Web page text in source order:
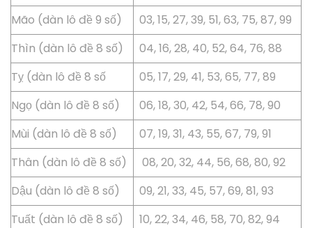
Mão (dàn lô đề 9 số)
03, 15, 27, 39, 51, 63, 75, 87, 99
Thìn (dàn lô đề 8 số)
04, 16, 28, 40, 52, 64, 76, 88
Tỵ (dàn lô đề 8 số
05, 17, 29, 41, 53, 65, 77, 89
Ngọ (dàn lô đề 8 số)
06, 18, 30, 42, 54, 66, 78, 90
Mùi (dàn lô đề 8 số)
07, 19, 31, 43, 55, 67, 79, 91
Thân (dàn lô đề 8 số)
08, 20, 32, 44, 56, 68, 80, 92
Dậu (dàn lô đề 8 số)
09, 21, 33, 45, 57, 69, 81, 93
Tuất (dàn lô đề 8 số)
10, 22, 34, 46, 58, 70, 82, 94